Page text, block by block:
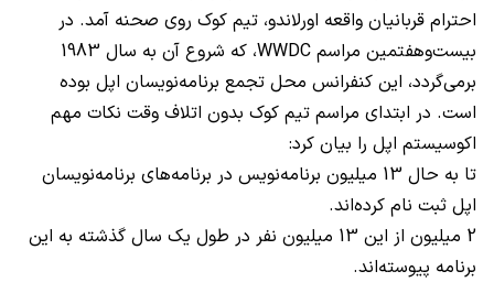
احترام قربانیان واقعه اورلاندو، تیم کوک روی صحنه آمد. در
بیست‌وهفتمین مراسم WWDC، که شروع آن به سال 1983
برمی‌گردد، این کنفرانس محل تجمع برنامه‌نویسان اپل بوده
است. در ابتدای مراسم تیم کوک بدون اتلاف وقت نکات مهم
اکوسیستم اپل را بیان کرد:
تا به حال 13 میلیون برنامه‌نویس در برنامه‌های برنامه‌نویسان
اپل ثبت نام کرده‌اند.
2 میلیون از این 13 میلیون نفر در طول یک سال گذشته به این
برنامه پیوسته‌اند.